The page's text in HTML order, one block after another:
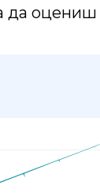
да оцениш